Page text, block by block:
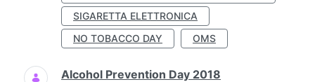
SIGARETTA ELETTRONICA
NO TOBACCO DAY
OMS
Alcohol Prevention Day 2018